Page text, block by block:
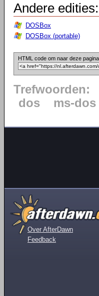
Andere edities:
DOSBox
DOSBox (portable)
HTML code om naar deze
Trefwoorden:
dos
ms-dos
Over AfterDawn
Feedback